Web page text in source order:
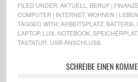
FILED UNDER:AKTUELL BERUF |
COMPUTER | INTERNET, WOHNEN |
TAGGED WITH:ARBEITSPLATZ, BATTERIE
LAPTOP, LUX, NOTEBOOK,
TASTATUR USB-ANSCHLUSS
SCHREIBE EINEN